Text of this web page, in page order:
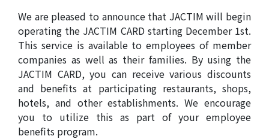
We are pleased to announce that JACTIM will begin
operating the JACTIM CARD starting December 1st.
This service is available to employees of member
companies as well as their families. By using the
JACTIM CARD, you can receive various discounts
and benefits at participating restaurants, shops,
hotels, and other establishments. We encourage
you to utilize this as part of your employee
benefits program.